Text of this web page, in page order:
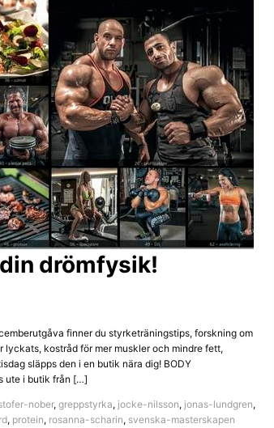
drömfysik!
finner du styrketräningstips, forskning om
kostråd för mer muskler och mindre fett,
släpps den i en butik nära dig! BODY
ute i butik från […]
nober, greppstyrka, jocke-nilsson, jonas-lundgren,
, protein, rosanna-scharin, svenska-masterskapen